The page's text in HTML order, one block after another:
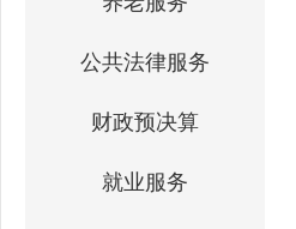
公共法律服务
财政预决算
就业服务